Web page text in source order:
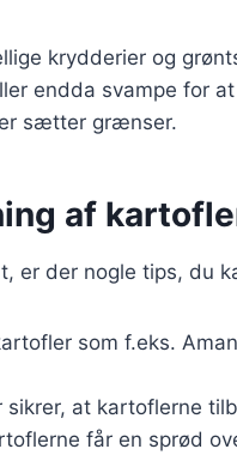
krydderier og
endda svampe for
sætter grænser.
af
er der nogle tips, du
som f.eks.
sikrer, at kartoflerne
får en sprød